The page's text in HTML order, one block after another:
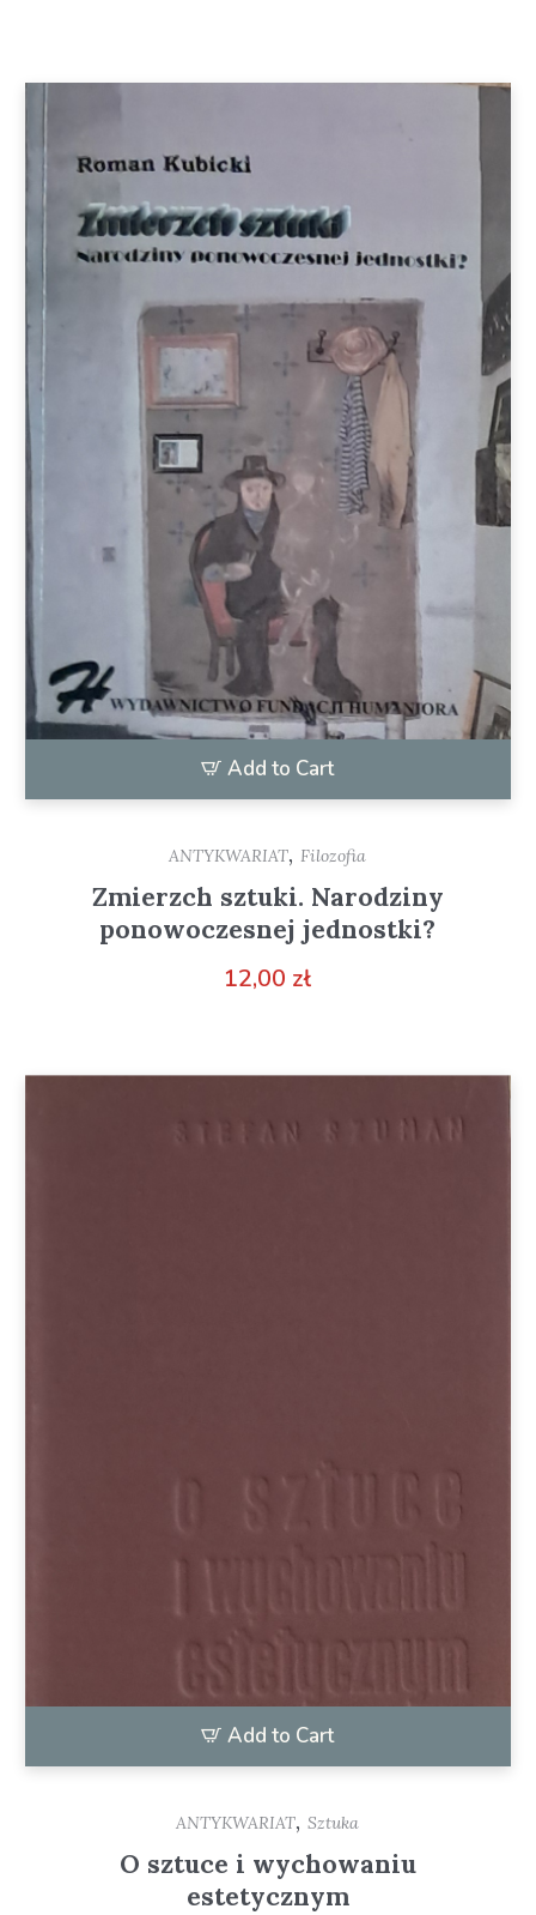
Add to Cart
ANTYKWARIAT,Filozofia
Zmierzch sztuki. Narodziny
ponowoczesnej jednostki?
12,00 zł
Add to Cart
ANTYKWARIAT,Sztuka
O sztuce i wychowaniu
estetycznym